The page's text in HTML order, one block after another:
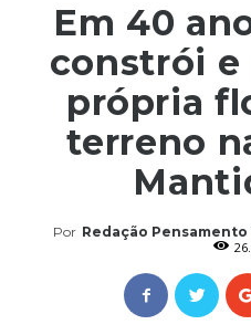
Em 40
constrói e
própria
terreno
Por Redação Pensamento